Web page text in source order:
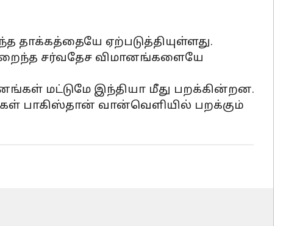
தாக்கத்தையே ஏற்படுத்தியுள்ளது.
சர்வதேச விமானங்களையே
மட்டுமே இந்தியா மீது பறக்கின்றன.
பாகிஸ்தான் வான்வெளியில் பறக்கும்